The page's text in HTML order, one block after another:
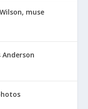
muse
Anderson